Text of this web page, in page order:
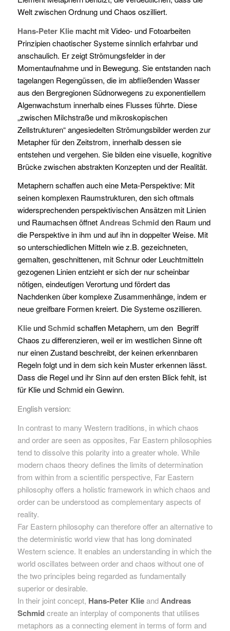
Welt zwischen Ordnung und Chaos oszilliert.
Hans-Peter Kliemacht mit Video- und Fotoarbeiten
Prinzipien chaotischer Systeme sinnlich erfahrbar und
anschaulich. Er zeigt Strömungsfelder in der
Momentaufnahme und in Bewegung. Sie entstanden nach
tagelangen Regengüssen, die im abfließenden Wasser
aus den Bergregionen Südnorwegens zu exponentiellem
Algenwachstum innerhalb eines Flusses führte. Diese
„zwischen Milchstraße und mikroskopischen
Zellstrukturen“ angesiedelten Strömungsbilder werden zur
Metapher für den Zeitstrom, innerhalb dessen sie
entstehen und vergehen. Sie bilden eine visuelle, kognitive
Brücke zwischen abstrakten Konzepten und der Realität.
Metaphern schaffen auch eine Meta-Perspektive: Mit
seinen komplexen Raumstrukturen, den sich oftmals
widersprechenden perspektivischen Ansätzen mit Linien
und Raumachsen öffnetAndreas Schmidden Raum und
die Perspektivein ihm undauf ihnin doppelter Weise. Mit
so unterschiedlichen Mitteln wie z.B. gezeichneten,
gemalten, geschnittenen, mit Schnur oder Leuchtmitteln
gezogenen Linien entzieht er sich der nur scheinbar
nötigen, eindeutigen Verortung und fördert das
Nachdenken über komplexe Zusammenhänge, indem er
neue greifbare Formen kreiert. Die Systeme oszillieren.
Klie undSchmidschaffen Metaphern, um den Begriff
Chaos zu differenzieren, weil er im westlichen Sinne oft
nur einen Zustand beschreibt, der keinen erkennbaren
Regeln folgt und in dem sich kein Muster erkennen lässt.
Dass die Regel und ihr Sinn auf den ersten Blick fehlt, ist
für Klie und Schmid ein Gewinn.
English version:
In contrast to many Western traditions, in which chaos
and order are seen as opposites, Far Eastern philosophies
tend to dissolve this polarity into a greater whole. While
modern chaos theory defines the limits of determination
from within from a scientific perspective, Far Eastern
philosophy offers a holistic framework in which chaos and
order can be understood as complementary aspects of
reality.
Far Eastern philosophy can therefore offer an alternative to
the deterministic world view that has long dominated
Western science. It enables an understanding in which the
world oscillates between order and chaos without one of
the two principles being regarded as fundamentally
superior or desirable.
In their joint concept, Hans-Peter KlieandAndreas
Schmidcreate an interplay of components that utilises
metaphors as a connecting element in terms of form and